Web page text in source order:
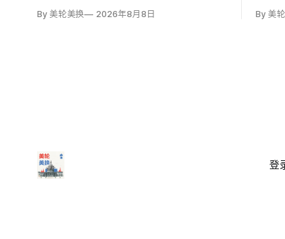
南苏丹人和约4000名缅甸人失去免遭遣返
By 美轮美换 2026年8月8日
接种
By 美
登